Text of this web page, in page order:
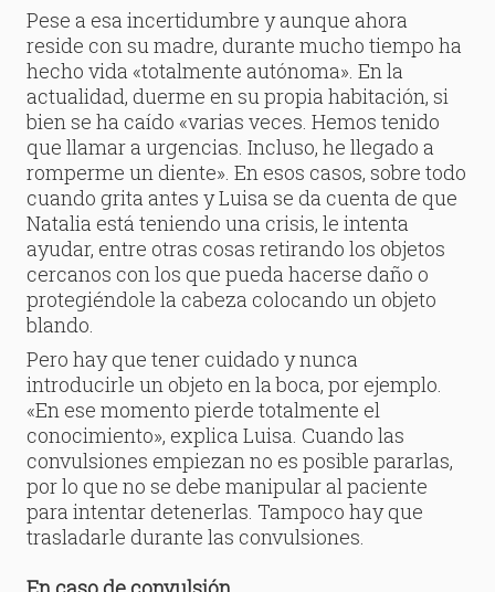
Pese a esa incertidumbre y aunque ahora
reside con su madre, durante mucho tiempo ha
hecho vida «totalmente autónoma». En la
actualidad, duerme en su propia habitación, si
bien se ha caído «varias veces. Hemos tenido
que llamar a urgencias. Incluso, he llegado a
romperme un diente». En esos casos, sobre todo
cuando grita antes y Luisa se da cuenta de que
Natalia está teniendo una crisis, le intenta
ayudar, entre otras cosas retirando los objetos
cercanos con los que pueda hacerse daño o
protegiéndole la cabeza colocando un objeto
blando.
Pero hay que tener cuidado y nunca
introducirle un objeto en la boca, por ejemplo.
«En ese momento pierde totalmente el
conocimiento», explica Luisa. Cuando las
convulsiones empiezan no es posible pararlas,
por lo que no se debe manipular al paciente
para intentar detenerlas. Tampoco hay que
trasladarle durante las convulsiones.